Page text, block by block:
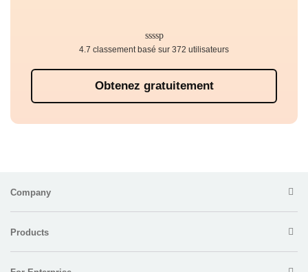
Obtenez gratuitement
4.7 classement basé sur 372 utilisateurs
Company
Products